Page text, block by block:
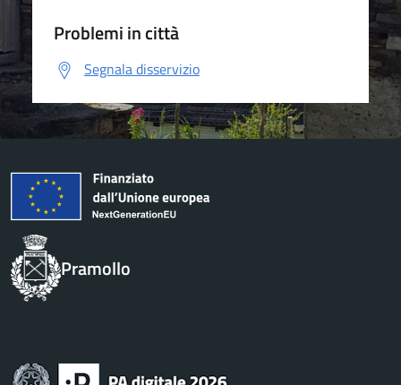
Problemi in città
Segnala disservizio
Pramollo